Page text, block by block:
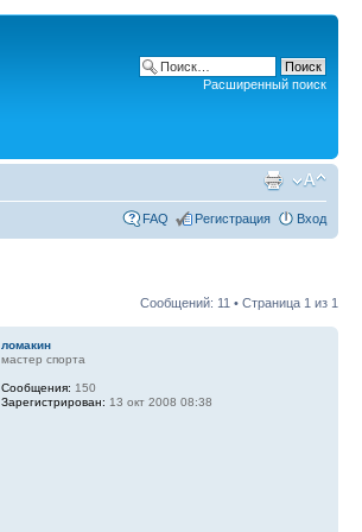
Расширенный поиск
FAQ Регистрация Вход
Сообщений: 11 • Страница 1 из 1
ломакин
мастер спорта
Сообщения: 150
Зарегистрирован: 13 окт 2008 08:38